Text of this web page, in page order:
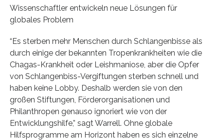
Wissenschaftler entwickeln neue Lösungen für
globales Problem
“Es sterben mehr Menschen durch Schlangenbisse als
durch einige der bekannten Tropenkrankheiten wie die
Chagas-Krankheit oder Leishmaniose, aber die Opfer
von Schlangenbiss-Vergiftungen sterben schnell und
haben keine Lobby. Deshalb werden sie von den
großen Stiftungen, Förderorganisationen und
Philanthropen genauso ignoriert wie von der
Entwicklungshilfe,” sagt Warrell. Ohne globale
Hilfsprogramme am Horizont haben es sich einzelne